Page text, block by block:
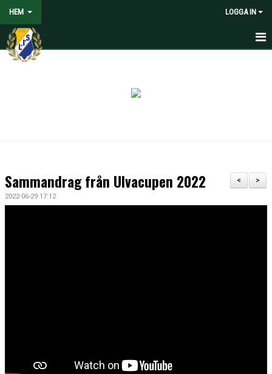
HEM LOGGA IN
HEM
BLI PARTNER TILL LIS
>
<
Sammandrag från Ulvacupen 2022
2022-06-29 17:12